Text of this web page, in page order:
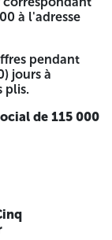
Défectueux
charges). 6- Une
ou autre
Le présent
la mention «
l'attestation
datée et
en Annexe du
des prix
des charges).
signé, daté et
à l'adresse
pendant
jours à
plis.
de 115 000